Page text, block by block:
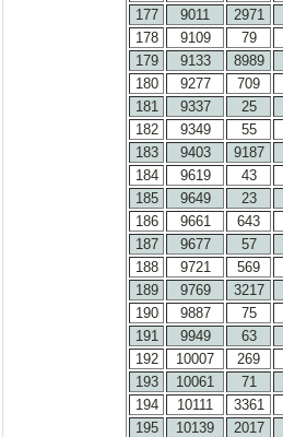
177
9011 2971
178
9109 79
179
9133 8989
180
9277 709
181
9337 25
182
9349 55
183
9403 9187
184
9619 43
185
9649 23
186
9661 643
187
9677 57
188
9721 569
189
9769 3217
190
9887 75
191
9949 63
192
10007 269
193
10061 71
194
10111 3361
195
10139 2017